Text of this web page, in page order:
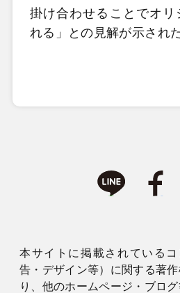
掛け合わせることでオリ
れる」との見解が示された
本サイトに掲載されている
告・デザイン等）に関する著
り、他のホームページ・ブロ